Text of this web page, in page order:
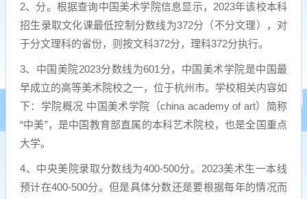
2、分。根据查询中国美术学院信息显示，2023年该校本科
招生录取文化课最低控制分数线为372分（不分文理），对
于分文理科的省份，则按文科372分，理科372分执行。
3、中国美院2023分数线为601分，中国美术学院是中国最
早成立的高等美术院校之一，位于杭州市。学校相关内容如
下：学院概况 中国美术学院（china academy of art）简称
“中美”，是中国教育部直属的本科艺术院校，也是全国重点
大学。
4、中央美院录取分数线为400-500分。2023美术生一本线
预计在400-500分。但是具体分数还是要根据每年的情况而